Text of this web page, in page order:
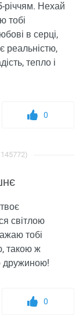
річчям. Нехай
тобі
в серці,
реальністю,
тепло і
0
145772)
світлою
тобі
такою ж
дружиною!
0